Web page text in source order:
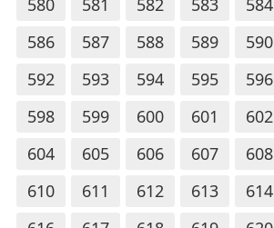
580
581 582 583 584
586
587 588 589 590
592
593 594 595 596
598
599 600 601 602
604
605 606 607 608
610
611 612 613 614